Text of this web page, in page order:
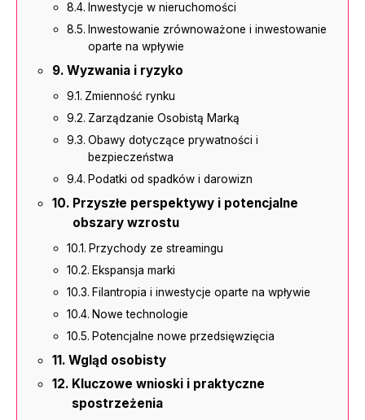
Inwestycje w nieruchomości
Inwestowanie zrównoważone i inwestowanie
oparte na wpływie
Wyzwania i ryzyko
Zmienność rynku
Zarządzanie Osobistą Marką
Obawy dotyczące prywatności i
bezpieczeństwa
Podatki od spadków i darowizn
Przyszłe perspektywy i potencjalne
obszary wzrostu
Przychody ze streamingu
Ekspansja marki
Filantropia i inwestycje oparte na wpływie
Nowe technologie
Potencjalne nowe przedsięwzięcia
Wgląd osobisty
Kluczowe wnioski i praktyczne
spostrzeżenia